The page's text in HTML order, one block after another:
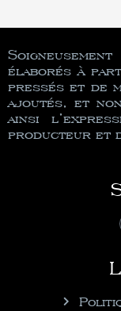
élaborés à
pressés et de
ajoutés, et
ainsi
producteur et